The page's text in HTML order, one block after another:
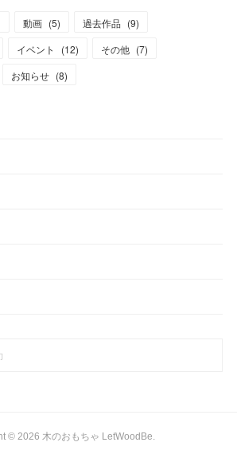
動画 (5) 過去作品 (9)
イベント (12) その他 (7)
お知らせ (8)
© 2026 木のおもちゃ LetWoodBe.